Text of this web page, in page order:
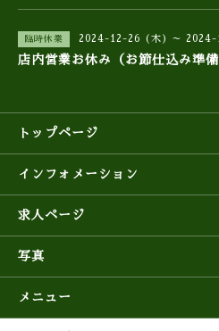
臨時休業 2024-12-26 (木) ～ 2024-
店内営業お休み（お節仕込み準備
トップページ
インフォメーション
求人ページ
写真
メニュー